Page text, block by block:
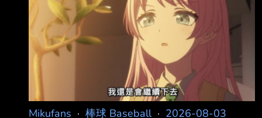
14 年後，他們確實做到了。 如今，道奇隊已成
為美國職棒大聯盟的頭號反派，甚至可以說是整
個體育界的大反派。 2012新老闆交易來Hanley
Ramírez，Randy Choate，Shane Victorino，Br
Mikufans · 棒球 Baseball· 2026-08-03